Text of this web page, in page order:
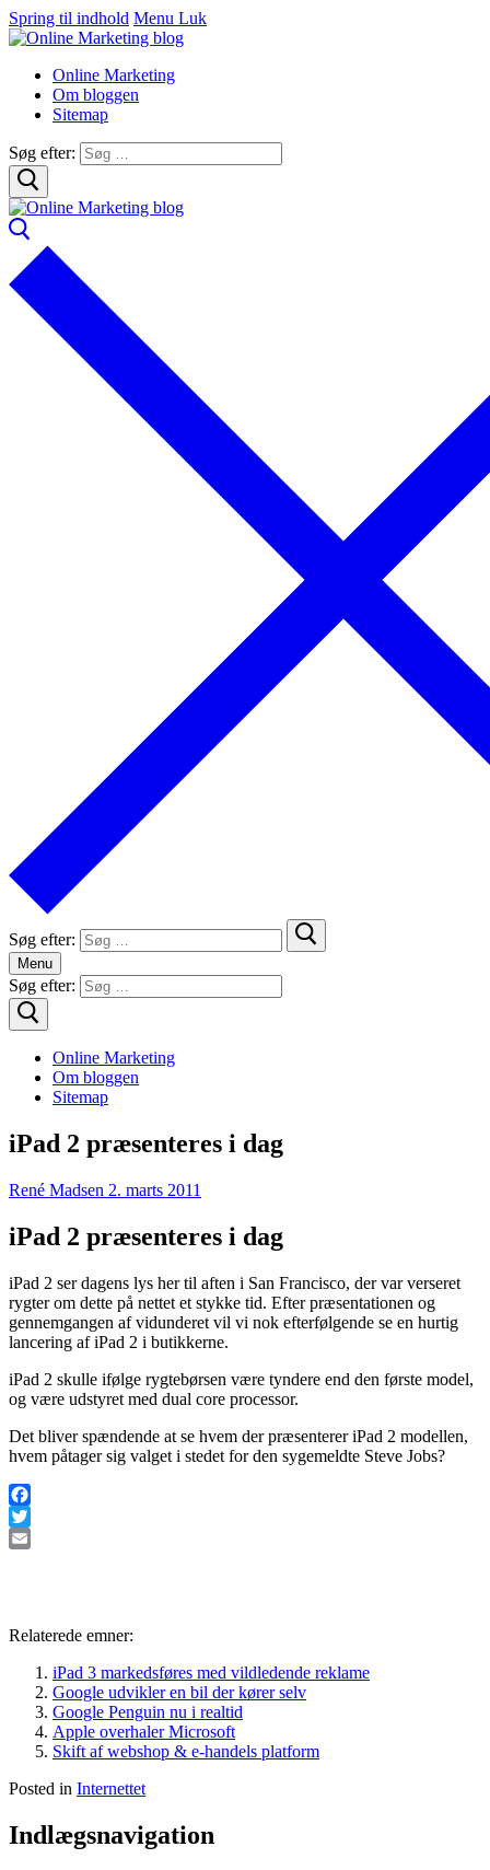
Spring til indhold Menu Luk
Online Marketing
Om bloggen
Sitemap
Søg efter:
Søg efter:
Menu
Søg efter:
Online Marketing
Om bloggen
Sitemap
iPad 2 præsenteres i dag
René Madsen 2. marts 2011
iPad 2 præsenteres i dag
iPad 2 ser dagens lys her til aften i San Francisco, der var verseret
rygter om dette på nettet et stykke tid. Efter præsentationen og
gennemgangen af vidunderet vil vi nok efterfølgende se en hurtig
lancering af iPad 2 i butikkerne.
iPad 2 skulle ifølge rygtebørsen være tyndere end den første model,
og være udstyret med dual core processor.
Det bliver spændende at se hvem der præsenterer iPad 2 modellen,
hvem påtager sig valget i stedet for den sygemeldte Steve Jobs?
Facebook
Twitter
Relaterede emner:
iPad 3 markedsføres med vildledende reklame
Google udvikler en bil der kører selv
Google Penguin nu i realtid
Apple overhaler Microsoft
Skift af webshop & e-handels platform
Posted in Internettet
Indlægsnavigation